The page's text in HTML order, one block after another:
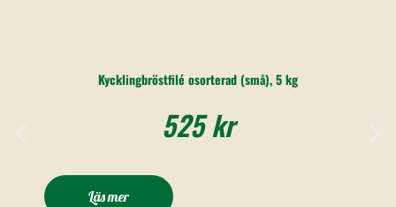
Kycklingbröstfilé osorterad (små), 5 kg
525kr
Läs mer